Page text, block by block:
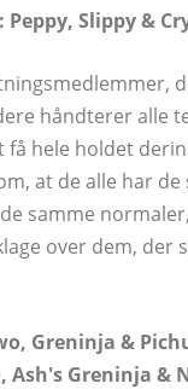
Peppy, Slippy &
håndterer alle
få hele holdet
at de alle har de
samme
over dem, der
Greninja &
Ash's Greninja &